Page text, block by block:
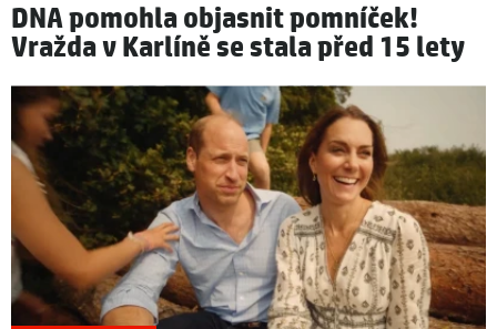
DNA pomohla objasnit pomníček!
Vražda v Karlíně se stala před 15 lety